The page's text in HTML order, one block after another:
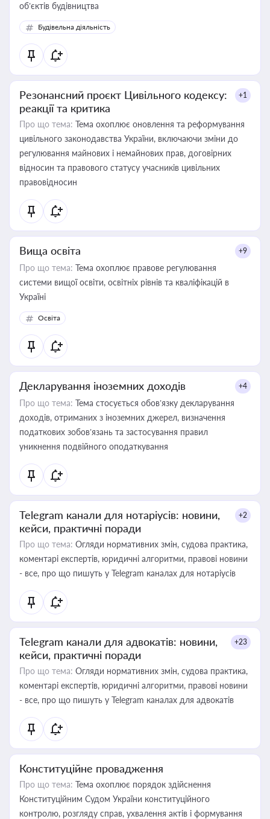
об’єктів будівництва
Будівельна діяльність
Резонансний проєкт Цивільного кодексу:
реакції та критика
+1
Про що тема: Тема охоплює оновлення та реформування
цивільного законодавства України, включаючи зміни до
регулювання майнових і немайнових прав, договірних
відносин та правового статусу учасників цивільних
правовідносин
Вища освіта +9
Про що тема: Тема охоплює правове регулювання
системи вищої освіти, освітніх рівнів та кваліфікацій в
Україні
Освіта
Декларування іноземних доходів +4
Про що тема: Тема стосується обов’язку декларування
доходів, отриманих з іноземних джерел, визначення
податкових зобов’язань та застосування правил
уникнення подвійного оподаткування
Telegram канали для нотаріусів: новини,
кейси, практичні поради
+2
Про що тема: Огляди нормативних змін, судова практика,
коментарі експертів, юридичні алгоритми, правові новини
- все, про що пишуть у Telegram каналах для нотаріусів
Telegram канали для адвокатів: новини,
кейси, практичні поради
+23
Про що тема: Огляди нормативних змін, судова практика,
коментарі експертів, юридичні алгоритми, правові новини
- все, про що пишуть у Telegram каналах для адвокатів
Конституційне провадження
Про що тема: Тема охоплює порядок здійснення
Конституційним Судом України конституційного
контролю, розгляду справ, ухвалення актів і формування